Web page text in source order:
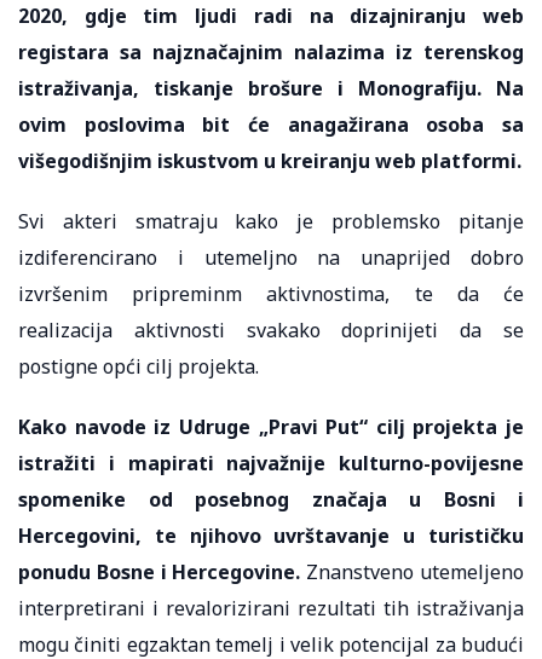
2020, gdje tim ljudi radi na dizajniranju web
registara sa najznačajnim nalazima iz terenskog
istraživanja, tiskanje brošure i Monografiju. Na
ovim poslovima bit će anagažirana osoba sa
višegodišnjim iskustvom u kreiranju web platformi.
Svi akteri smatraju kako je problemsko pitanje
izdiferencirano i utemeljno na unaprijed dobro
izvršenim pripreminm aktivnostima, te da će
realizacija aktivnosti svakako doprinijeti da se
postigne opći cilj projekta.
Kako navode iz Udruge „Pravi Put“ cilj projekta je
istražiti i mapirati najvažnije kulturno-povijesne
spomenike od posebnog značaja u Bosni i
Hercegovini, te njihovo uvrštavanje u turističku
ponudu Bosne i Hercegovine. Znanstveno utemeljeno
interpretirani i revalorizirani rezultati tih istraživanja
mogu činiti egzaktan temelj i velik potencijal za budući